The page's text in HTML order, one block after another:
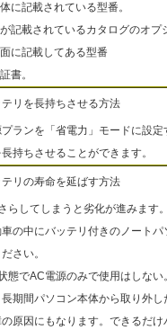
に記載されている型番。
記載されているカタログのオプ
に記載してある型番
書。
リを長持ちさせる方法
ランを「省電力」モードに設定
持ちさせることができます。
リの寿命を延ばす方法
らしてしまうと劣化が進みます。
の中にバッテリ付きのノートパ
さい。
態でAC電源のみで使用はしない
期間パソコン本体から取り外し
原因にもなります。できるだけ